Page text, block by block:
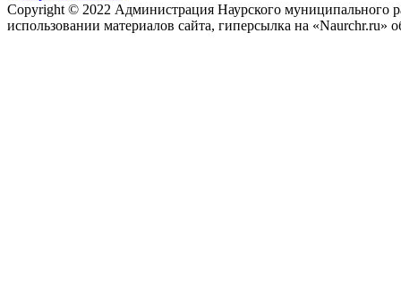
Copyright © 2022 Администрация Наурского муниципального
использовании материалов сайта, гиперсылка на «Naurchr.ru»